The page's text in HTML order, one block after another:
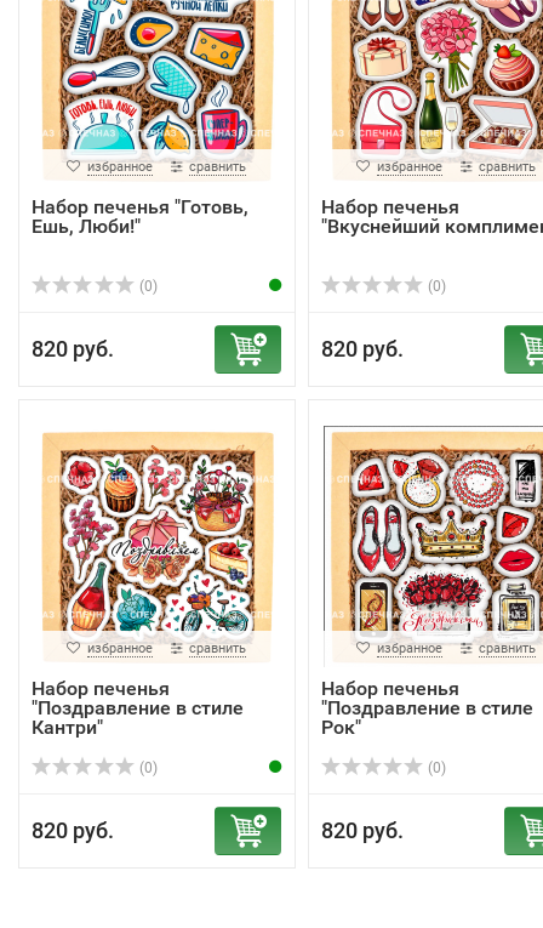
избранное сравнить
Набор печенья "Готовь,
Ешь, Люби!"
(0)
820 руб.
избранное сравнить
Набор печенья
"Вкуснейший
(0)
820 руб.
избранное сравнить
Набор печенья
"Поздравление в стиле
Кантри"
(0)
820 руб.
избранное сравнить
Набор печенья
"Поздравление в стиле
Рок"
(0)
820 руб.